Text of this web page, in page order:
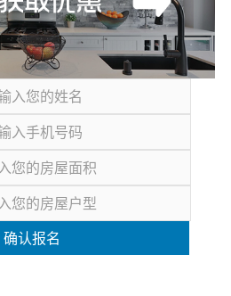
确认报名